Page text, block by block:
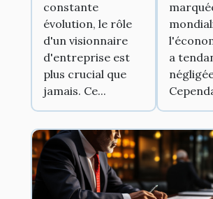
d'entreprise
constante
évolution, le rôle
d'un visionnaire
d'entreprise est
plus crucial que
jamais. Ce...
locale
a